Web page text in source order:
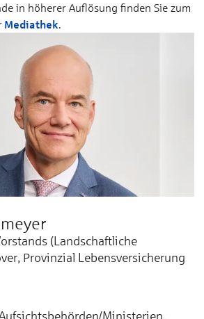
in höherer Auflösung finden Sie zum
Mediathek.
(Landschaftliche
Provinzial Lebensversicherung
Ministerien,